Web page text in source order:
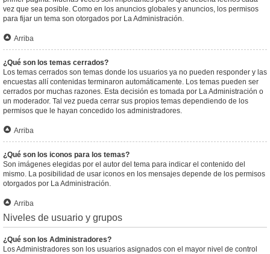
vez que sea posible. Como en los anuncios globales y anuncios, los permisos
para fijar un tema son otorgados por La Administración.
Arriba
¿Qué son los temas cerrados?
Los temas cerrados son temas donde los usuarios ya no pueden responder y las
encuestas allí contenidas terminaron automáticamente. Los temas pueden ser
cerrados por muchas razones. Esta decisión es tomada por La Administración o
un moderador. Tal vez pueda cerrar sus propios temas dependiendo de los
permisos que le hayan concedido los administradores.
Arriba
¿Qué son los iconos para los temas?
Son imágenes elegidas por el autor del tema para indicar el contenido del
mismo. La posibilidad de usar iconos en los mensajes depende de los permisos
otorgados por La Administración.
Arriba
Niveles de usuario y grupos
¿Qué son los Administradores?
Los Administradores son los usuarios asignados con el mayor nivel de control